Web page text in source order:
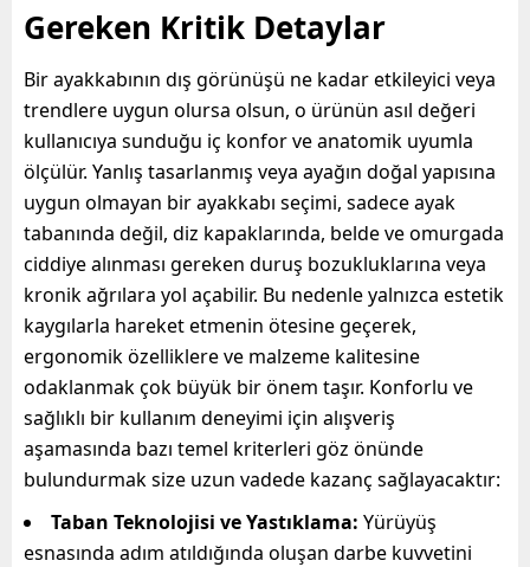
Gereken Kritik Detaylar
Bir ayakkabının dış görünüşü ne kadar etkileyici veya
trendlere uygun olursa olsun, o ürünün asıl değeri
kullanıcıya sunduğu iç konfor ve anatomik uyumla
ölçülür. Yanlış tasarlanmış veya ayağın doğal yapısına
uygun olmayan bir ayakkabı seçimi, sadece ayak
tabanında değil, diz kapaklarında, belde ve omurgada
ciddiye alınması gereken duruş bozukluklarına veya
kronik ağrılara yol açabilir. Bu nedenle yalnızca estetik
kaygılarla hareket etmenin ötesine geçerek,
ergonomik özelliklere ve malzeme kalitesine
odaklanmak çok büyük bir önem taşır. Konforlu ve
sağlıklı bir kullanım deneyimi için alışveriş
aşamasında bazı temel kriterleri göz önünde
bulundurmak size uzun vadede kazanç sağlayacaktır:
Taban Teknolojisi ve Yastıklama: Yürüyüş
esnasında adım atıldığında oluşan darbe kuvvetini